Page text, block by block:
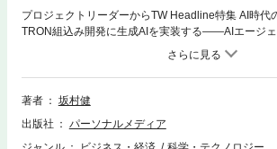
プロジェクトリーダーからTW Headline特集 AI時代
TRON組込み開発に生成AIを実装する——AIエージェ
と道具を持たせるODPTウェビナー2026〜公共交通
のいま〜東洋大学 入学式祝辞セミナー情報｜セミナ
年6月〜9月Welcome to TRON Forum ＆ Ubiquitous
for Open Data of Public TransportationMovement｜
本誌「記事ucode」の使い方／読者アンケートのお願
著者
坂村健
出版社
パーソナルメディア